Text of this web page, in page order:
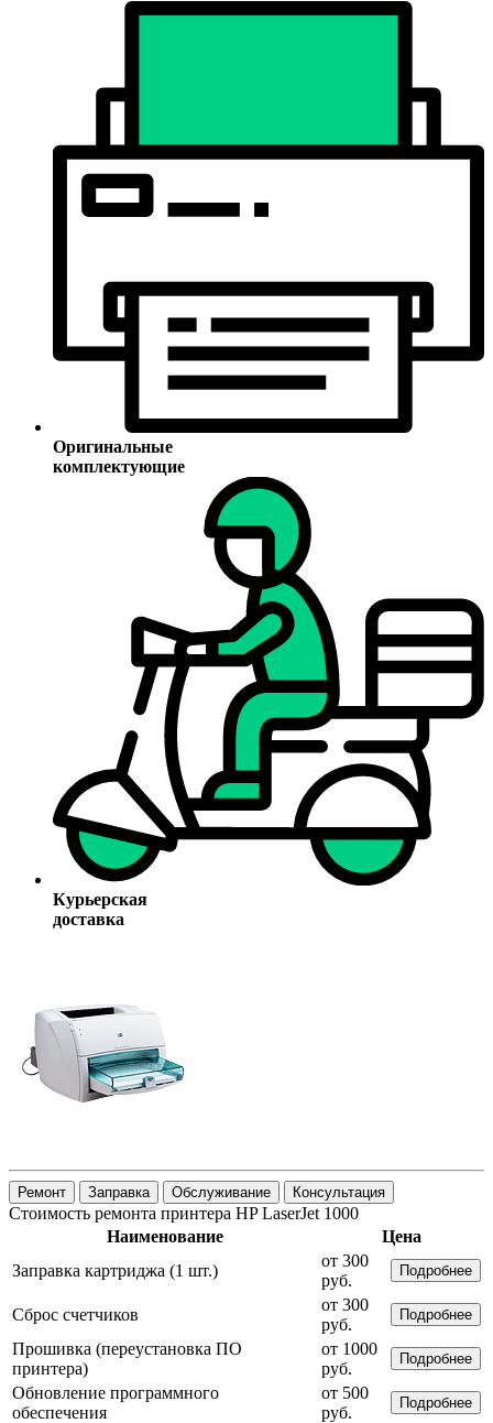
Оригинальные
комплектующие
Курьерская
доставка
Ремонт Заправка Обслуживание Консультация
Стоимость ремонта принтера HP LaserJet 1000
Наименование
Цена
Заправка картриджа (1 шт.)
от 300
руб.
Подробнее
Сброс счетчиков
от 300
руб.
Подробнее
Прошивка (переустановка ПО
принтера)
от 1000
руб.
Подробнее
Обновление программного
обеспечения
от 500
руб.
Подробнее